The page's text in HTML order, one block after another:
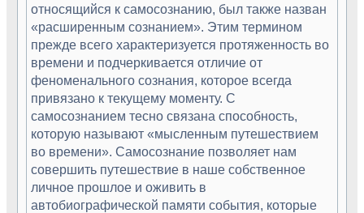
относящийся к самосознанию, был также назван
«расширенным сознанием». Этим термином
прежде всего характеризуется протяженность во
времени и подчеркивается отличие от
феноменального сознания, которое всегда
привязано к текущему моменту. С
самосознанием тесно связана способность,
которую называют «мысленным путешествием
во времени». Самосознание позволяет нам
совершить путешествие в наше собственное
личное прошлое и оживить в
автобиографической памяти события, которые